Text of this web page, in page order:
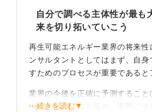
自分で調べる主体性が最も
来を切り拓いていこう
再生可能エネルギー業界の将来性
ンサルタントとしてはまず、自
すためのプロセスが重要であると
業界の今後を正確に予測するこ
すが、業界研究を深め、実際にそ
⋯続きを読む▼